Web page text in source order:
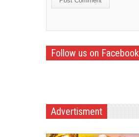
Follow us on Facebook
Advertisment